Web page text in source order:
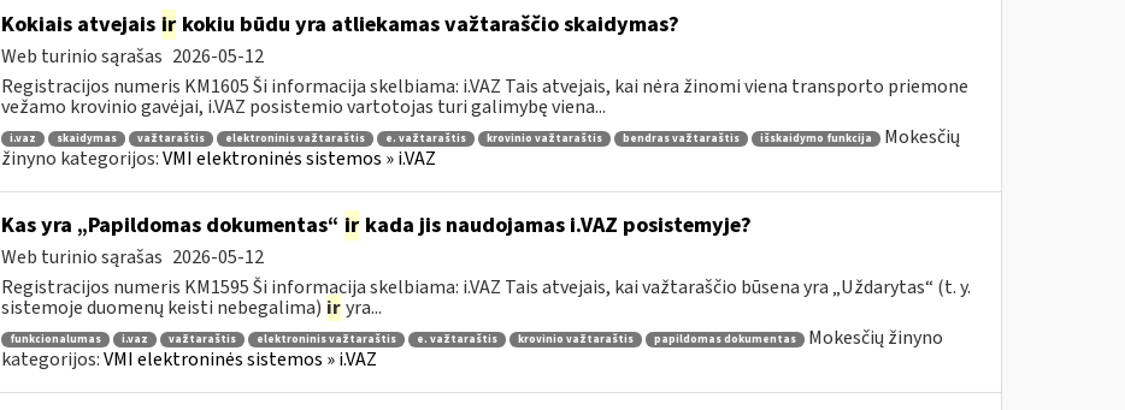
Kokiais atvejais irkokiu būdu yra atliekamas važtaraščio skaidymas?
Web turinio sąrašas 2026-05-12
Registracijos numeris KM1605 Ši informacija skelbiama: i.VAZ Tais atvejais, kai nėra žinomi viena transporto priemone
vežamo krovinio gavėjai, i.VAZ posistemio vartotojas turi galimybę viena...
i.vaz skaidymas važtaraštis elektroninis važtaraštis e. važtaraštis krovinio važtaraštis bendras važtaraštis išskaidymo funkcija
Mokesčių
žinyno kategorijos:VMI elektroninės sistemos » i.VAZ
Kas yra „Papildomas dokumentas“ irkada jis naudojamas i.VAZ posistemyje?
Web turinio sąrašas 2026-05-12
Registracijos numeris KM1595 Ši informacija skelbiama: i.VAZ Tais atvejais, kai važtaraščio būsena yra „Uždarytas“ (t. y.
sistemoje duomenų keisti nebegalima) ir yra...
funkcionalumas i.vaz važtaraštis elektroninis važtaraštis e. važtaraštis krovinio važtaraštis papildomas dokumentas
Mokesčių žinyno
kategorijos:VMI elektroninės sistemos » i.VAZ